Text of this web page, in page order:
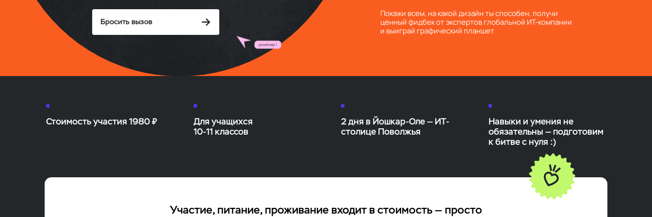
Покажи всем, на какой дизайн ты способен, получи
ценный фидбек от экспертов глобальной ИТ-компании
и выиграй графический планшет
Бросить вызов
Стоимость участия 1980 ₽
Для учащихся
10‑11 классов
2 дня в Йошкар-Оле — ИТ-
столице Поволжья
Навыки и умения не
обязательны — подготовим
к битве с нуля :)
Участие, питание, проживание входит в стоимость — просто